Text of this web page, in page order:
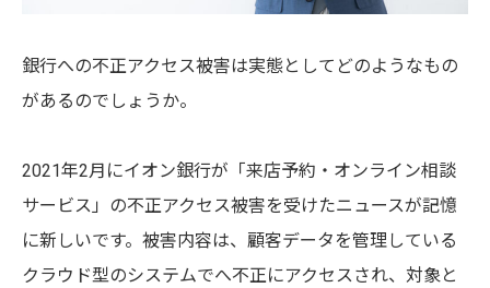
銀行への不正アクセス被害は実態としてどのようなもの
があるのでしょうか。
2021年2月にイオン銀行が「来店予約・オンライン相談
サービス」の不正アクセス被害を受けたニュースが記憶
に新しいです。被害内容は、顧客データを管理している
クラウド型のシステムでへ不正にアクセスされ、対象と